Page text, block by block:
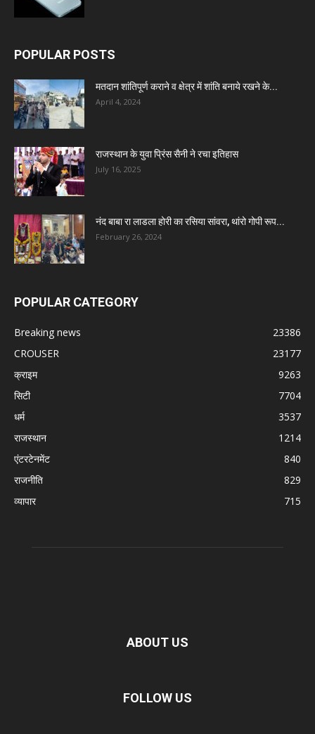
POPULAR POSTS
मतदान शांतिपूर्ण कराने व क्षेत्र में शांति बनाये रखने के...
April 4, 2024
राजस्थान के युवा प्रिंस सैनी ने रचा इतिहास
July 16, 2025
नंद बाबा रा लाडला होरी का रसिया सांवरा, थांरो गोपी रूप...
February 26, 2024
POPULAR CATEGORY
Breaking news
23386
CROUSER
23177
क्राइम
9263
सिटी
7704
धर्म
3537
राजस्थान
1214
एंटरटेनमेंट
840
राजनीति
829
व्यापार
715
ABOUT US
FOLLOW US